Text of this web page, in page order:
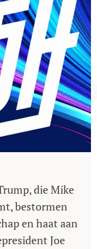
die Mike
bestormen
en haat aan
Joe